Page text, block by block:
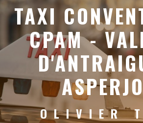
TAXI
CPAM -
OLIVIER